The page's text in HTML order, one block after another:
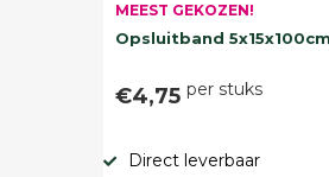
MEEST GEKOZEN!
Opsluitband
€4,75 per stuks
Direct leverbaar